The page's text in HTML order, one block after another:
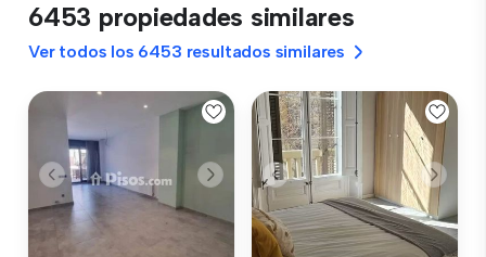
6453 propiedades similares
Ver todos los 6453 resultados similares